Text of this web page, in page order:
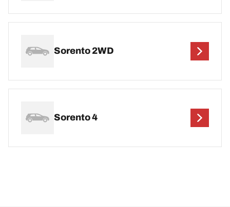
Sorento 2WD
Sorento 4